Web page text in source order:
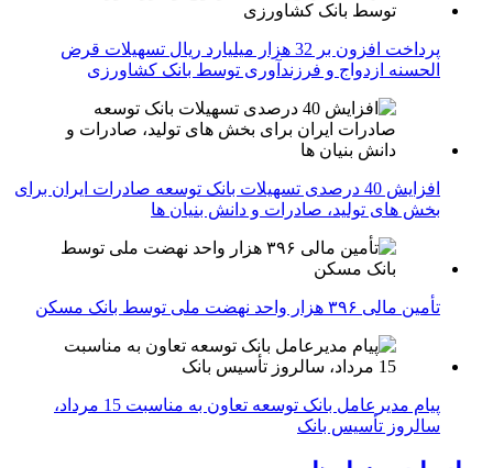
پرداخت افزون بر 32 هزار میلیارد ریال تسهیلات قرض
الحسنه ازدواج و فرزندآوری توسط بانک کشاورزی
افزایش 40 درصدی تسهیلات بانک توسعه صادرات ایران برای
بخش های تولید، صادرات و دانش بنیان ها
تأمین مالی ۳۹۶ هزار واحد نهضت ملی توسط بانک مسکن
پیام مدیرعامل بانک توسعه تعاون به مناسبت 15 مرداد،
سالروز تأسیس بانک